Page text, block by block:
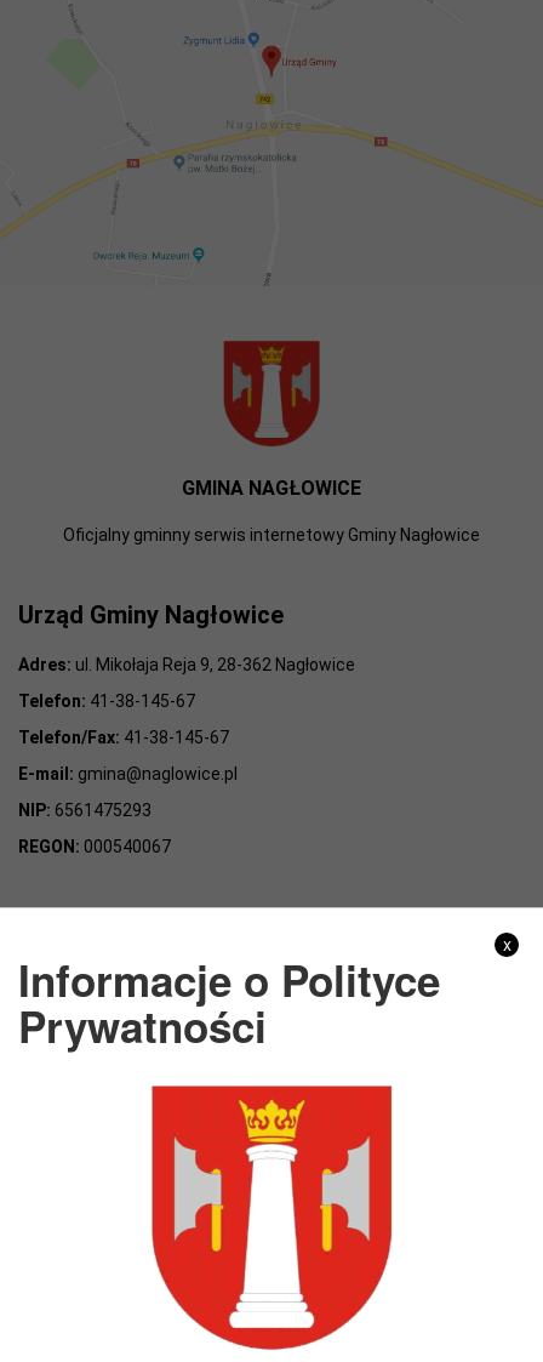
GMINA NAGŁOWICE
Oficjalny gminny serwis internetowy Gminy Nagłowice
Urząd Gminy Nagłowice
Adres: ul. Mikołaja Reja 9, 28-362 Nagłowice
Telefon: 41-38-145-67
Telefon/Fax: 41-38-145-67
E-mail: gmina@naglowice.pl
NIP: 6561475293
REGON: 000540067
Adres:ul. Mikołaja Reja 9, 28-362 Nagłowice
NIP:6562213721
REGON:
KONTO BANKOWE:
Bank Spółdzielczy Kielce o/Nagłowice
46 84930004 0110 0100 0332 0097
Rachunek odpady komunalne:
44 8493 0004 0110 0100 0332 0133
Godziny pracy
8:00 - 16:00
x
Informacje o Polityce
Prywatności